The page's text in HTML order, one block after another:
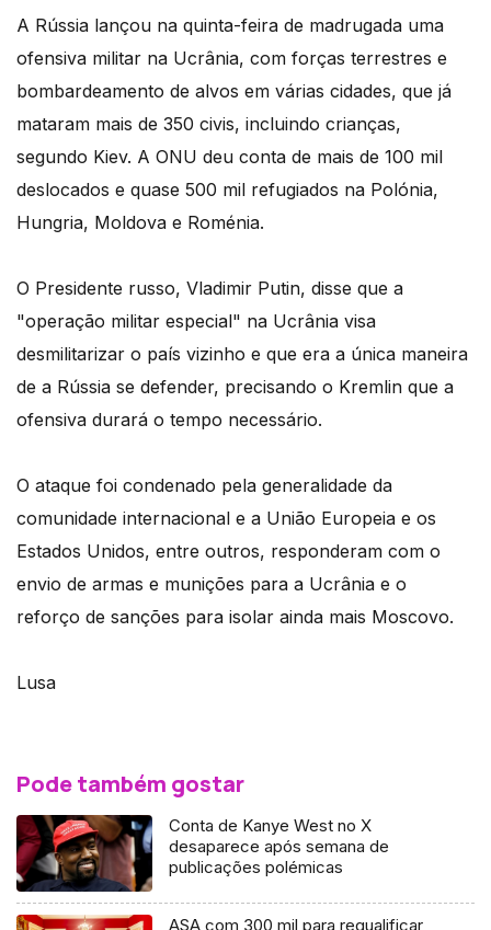
A Rússia lançou na quinta-feira de madrugada uma
ofensiva militar na Ucrânia, com forças terrestres e
bombardeamento de alvos em várias cidades, que já
mataram mais de 350 civis, incluindo crianças,
segundo Kiev. A ONU deu conta de mais de 100 mil
deslocados e quase 500 mil refugiados na Polónia,
Hungria, Moldova e Roménia.
O Presidente russo, Vladimir Putin, disse que a
"operação militar especial" na Ucrânia visa
desmilitarizar o país vizinho e que era a única maneira
de a Rússia se defender, precisando o Kremlin que a
ofensiva durará o tempo necessário.
O ataque foi condenado pela generalidade da
comunidade internacional e a União Europeia e os
Estados Unidos, entre outros, responderam com o
envio de armas e munições para a Ucrânia e o
reforço de sanções para isolar ainda mais Moscovo.
Lusa
Pode também gostar
Conta de Kanye West no X
desaparece após semana de
publicações polémicas
ASA com 300 mil para requalificar